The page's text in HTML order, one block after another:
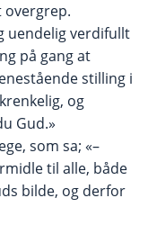
overgrep.
uendelig verdifullt
på gang at
stilling i
og
Gud.»
som sa; «–
til alle, både
bilde, og derfor